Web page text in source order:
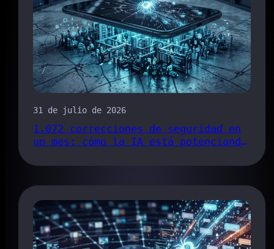
31 de julio de 2026
1.072 correcciones de seguridad en
un mes: cómo la IA está potenciando
de Chrome